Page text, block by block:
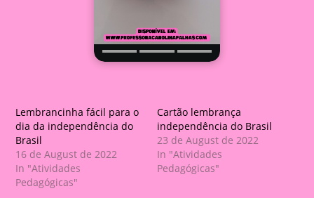
Lembrancinha fácil para o
dia da independência do
Brasil
16 de August de 2022
In "Atividades
Pedagógicas"
Cartão lembrança
independência do Brasil
23 de August de 2022
In "Atividades
Pedagógicas"